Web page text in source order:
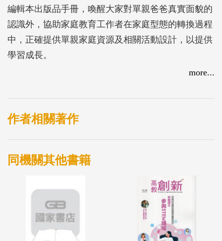
編輯本出版品手冊，喚醒大家對單親爸爸真實面貌的
認識外，協助家庭教育工作者在家庭型態的轉換過程
中，正確提供單親家庭資源及相關活動設計，以提供
學習成長。
more...
作者相關著作
同機關其他書籍